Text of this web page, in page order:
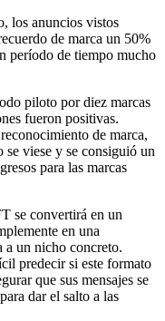
los anuncios vistos
de marca un 50%
período de tiempo mucho
piloto por diez marcas
fueron positivas.
de marca,
se viese y se consiguió un
para las marcas
se convertirá en un
en una
a un nicho concreto.
predecir si este formato
que sus mensajes se
dar el salto a las